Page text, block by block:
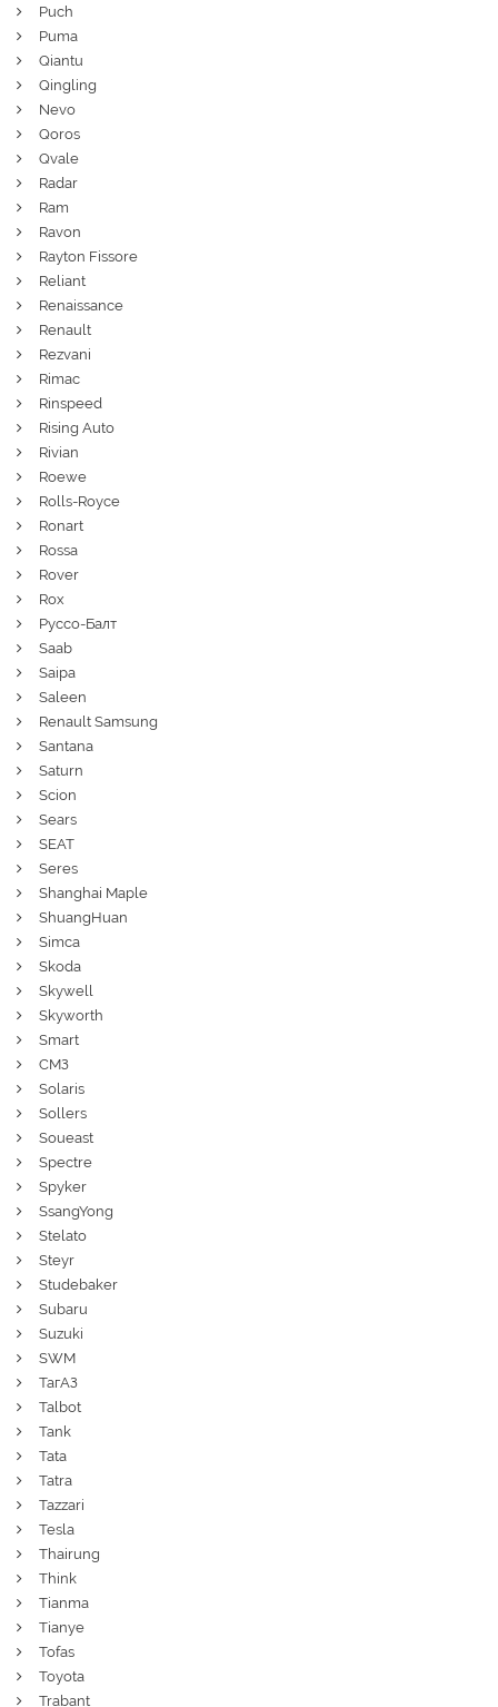
Puch
Puma
Qiantu
Qingling
Nevo
Qoros
Qvale
Radar
Ram
Ravon
Rayton Fissore
Reliant
Renaissance
Renault
Rezvani
Rimac
Rinspeed
Rising Auto
Rivian
Roewe
Rolls-Royce
Ronart
Rossa
Rover
Rox
Руссо-Балт
Saab
Saipa
Saleen
Renault Samsung
Santana
Saturn
Scion
Sears
SEAT
Seres
Shanghai Maple
ShuangHuan
Simca
Skoda
Skywell
Skyworth
Smart
СМЗ
Solaris
Sollers
Soueast
Spectre
Spyker
SsangYong
Stelato
Steyr
Studebaker
Subaru
Suzuki
SWM
ТагАЗ
Talbot
Tank
Tata
Tatra
Tazzari
Tesla
Thairung
Think
Tianma
Tianye
Tofas
Toyota
Trabant